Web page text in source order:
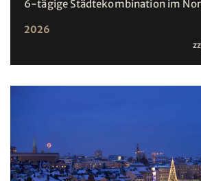
6-tägige Städtekombination im
2026